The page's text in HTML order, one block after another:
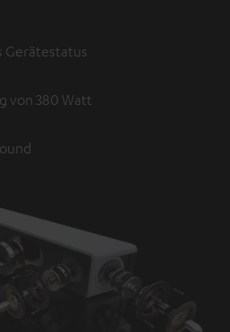
Gerätestatus
von 380 Watt